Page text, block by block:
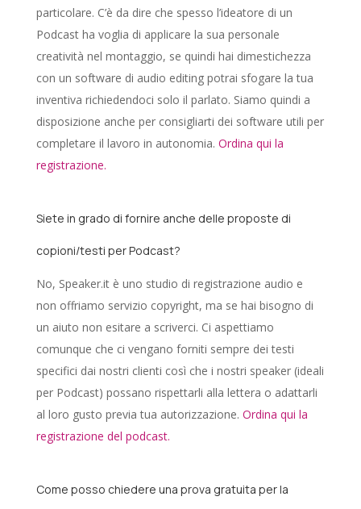
particolare. C’è da dire che spesso l’ideatore di un
Podcast ha voglia di applicare la sua personale
creatività nel montaggio, se quindi hai dimestichezza
con un software di audio editing potrai sfogare la tua
inventiva richiedendoci solo il parlato. Siamo quindi a
disposizione anche per consigliarti dei software utili per
completare il lavoro in autonomia. Ordina qui la
registrazione.
Siete in grado di fornire anche delle proposte di
copioni/testi per Podcast?
No, Speaker.it è uno studio di registrazione audio e
non offriamo servizio copyright, ma se hai bisogno di
un aiuto non esitare a scriverci. Ci aspettiamo
comunque che ci vengano forniti sempre dei testi
specifici dai nostri clienti così che i nostri speaker (ideali
per Podcast) possano rispettarli alla lettera o adattarli
al loro gusto previa tua autorizzazione. Ordina qui la
registrazione del podcast.
Come posso chiedere una prova gratuita per la